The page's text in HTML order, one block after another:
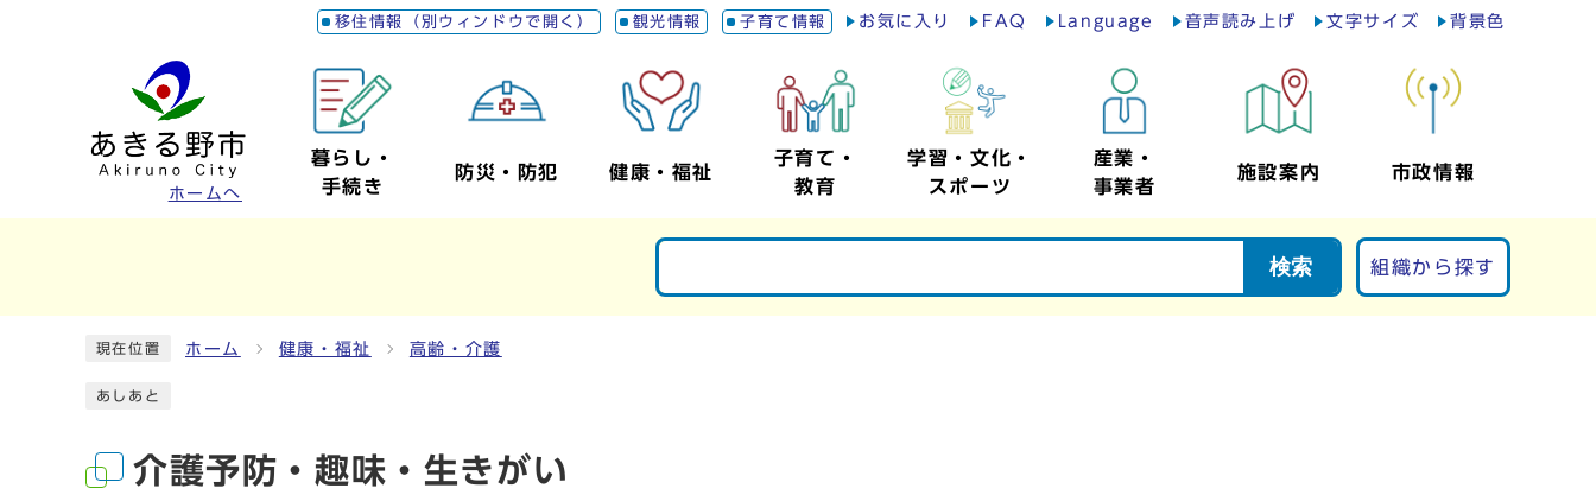
移住情報（別ウィンドウで開く） 観光情報 子育て情報 お気に入り FAQ Language 音声読み上げ 文字サイズ 背景色
ホームへ
暮らし・
手続き
防災・防犯 健康・福祉
子育て・
教育
学習・文化・
スポーツ
産業・
事業者
施設案内 市政情報
検索 組織から探す
現在位置 ホーム 健康・福祉 高齢・介護
あしあと
介護予防・趣味・生きがい